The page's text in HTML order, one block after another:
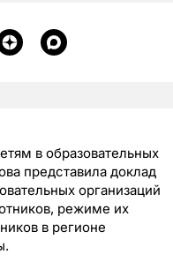
в образовательных
представила доклад
организаций
режиме их
в регионе